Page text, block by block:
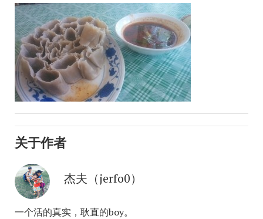
关于作者
杰夫（jerfo0）
一个活的真实，耿直的boy。